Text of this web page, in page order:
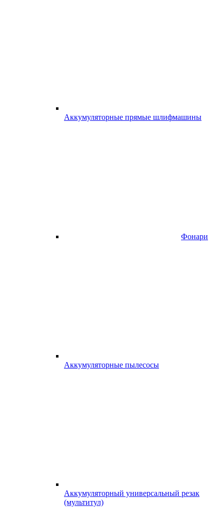
Аккумуляторные прямые шлифмашины
Фонари
Аккумуляторные пылесосы
Аккумуляторный универсальный резак
(мультитул)